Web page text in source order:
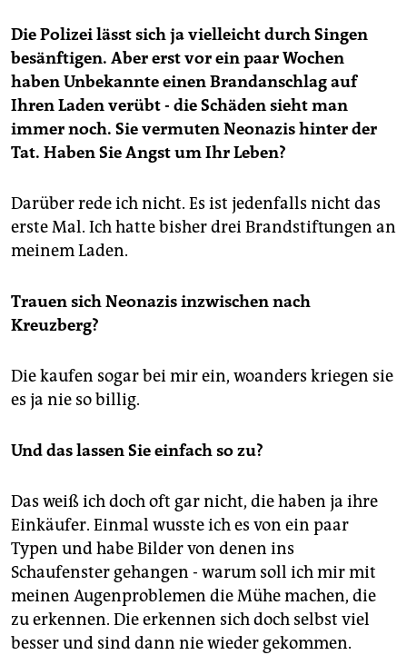
trinkt keinen Alkohol.
Die Polizei lässt sich ja vielleicht durch Singen
besänftigen. Aber erst vor ein paar Wochen
haben Unbekannte einen Brandanschlag auf
Ihren Laden verübt - die Schäden sieht man
immer noch. Sie vermuten Neonazis hinter der
Tat. Haben Sie Angst um Ihr Leben?
Darüber rede ich nicht. Es ist jedenfalls nicht das
erste Mal. Ich hatte bisher drei Brandstiftungen an
meinem Laden.
Trauen sich Neonazis inzwischen nach
Kreuzberg?
Die kaufen sogar bei mir ein, woanders kriegen sie
es ja nie so billig.
Und das lassen Sie einfach so zu?
Das weiß ich doch oft gar nicht, die haben ja ihre
Einkäufer. Einmal wusste ich es von ein paar
Typen und habe Bilder von denen ins
Schaufenster gehangen - warum soll ich mir mit
meinen Augenproblemen die Mühe machen, die
zu erkennen. Die erkennen sich doch selbst viel
besser und sind dann nie wieder gekommen.